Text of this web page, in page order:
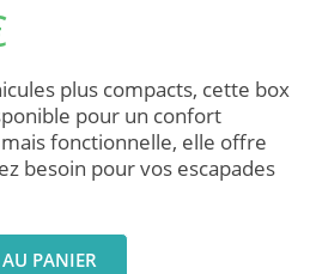
plus compacts, cette box
pour un confort
fonctionnelle, elle offre
besoin pour vos escapades
AU PANIER